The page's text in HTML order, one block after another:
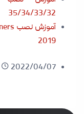
35/34/33/32
2019
2022/04/07